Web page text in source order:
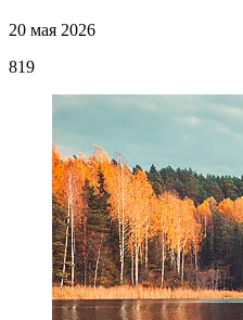
20 мая 2026
819